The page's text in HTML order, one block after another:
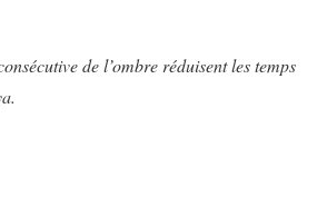
de l’ombre réduisent les temps